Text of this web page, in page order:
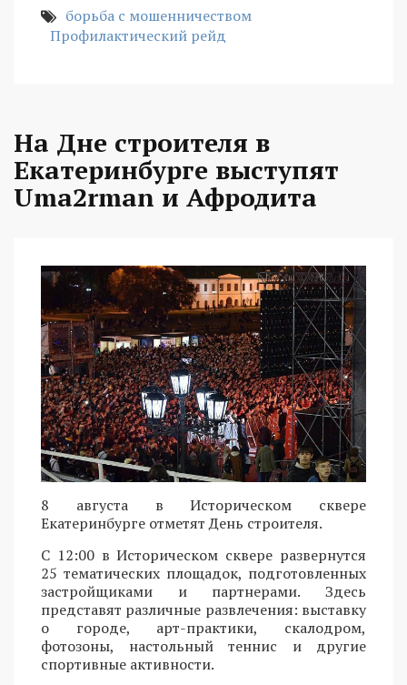
борьба с мошенничеством
Профилактический рейд
На Дне строителя в
Екатеринбурге выступят
Uma2rman и Афродита
8 августа в Историческом сквере
Екатеринбурге отметят День строителя.
С 12:00 в Историческом сквере развернутся
25 тематических площадок, подготовленных
застройщиками и партнерами. Здесь
представят различные развлечения: выставку
о городе, арт-практики, скалодром,
фотозоны, настольный теннис и другие
спортивные активности.